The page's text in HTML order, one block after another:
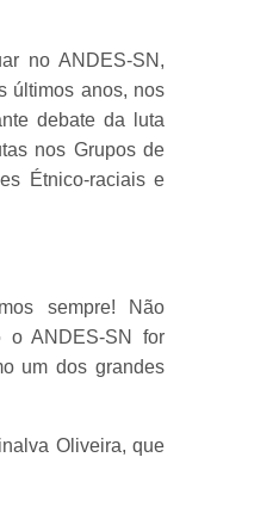
no ANDES-SN,
últimos anos, nos
debate da luta
nos Grupos de
Étnico-raciais e
sempre! Não
o ANDES-SN for
um dos grandes
Oliveira, que